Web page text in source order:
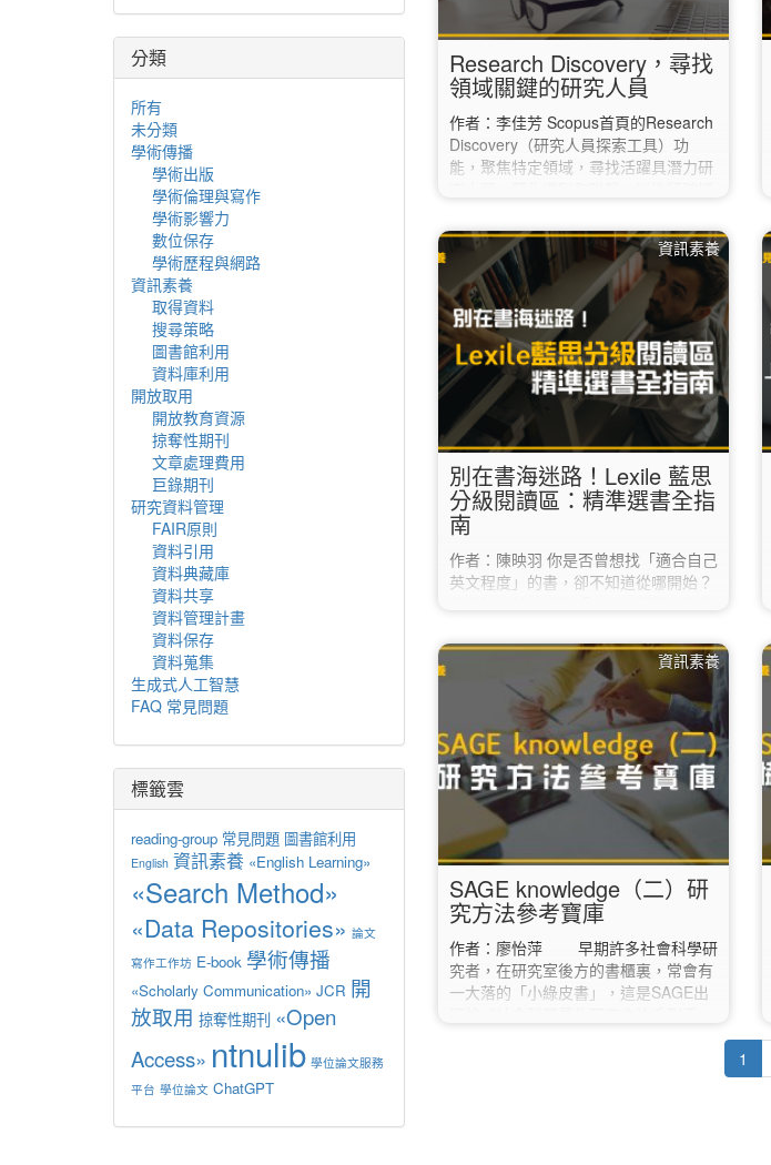
Research Discovery，尋找
領域關鍵的研究人員
作者：李佳芳 Scopus首頁的Research
Discovery（研究人員探索工具）功
能，聚焦特定領域，尋找活躍具潛力研
題、摘要及期刊名稱，可以從Scopus
資料庫1700萬作者資料庫，直接篩選出
相對應的研究人員，有效地找到相關領
域KOL。 如何使用： Scopus首頁，點
選功能列Researcher Discovery（**校
外使用請先設定校外連線） 一、輸入
「關鍵字」1️⃣，如研究領域、主題或興
趣； 二、…
資訊素養
別在書海迷路！Lexile 藍思
分級閱讀區：精準選書全指
南
作者：陳映羽 你是否曾想找「適合自己
英文程度」的書，卻不知道從哪開始？
具！ 本篇將帶你了解藍思分級制度、英
語能力對照，以及如何查詢與實際找到
書籍。 一、Lexile 藍思分級怎麼看？
Lexile（藍思）是一套國際常用的英語
閱讀分級系統，透過文本難度分析（如
句長與詞彙），將書籍標示為一個數值
（Lexile Measure），幫助讀者找到適
合自身程度的讀物。 分級方式： 以
「數字＋L」表示，如 500L、900L、
1200L…
資訊素養
SAGE knowledge（二）研
究方法參考寶庫
作者：廖怡萍 早期許多社會科學研
究者，在研究室後方的書櫃裏，常會有
一大落的「小綠皮書」，這是SAGE出
1
統，經由該系統創建研究和其他學
術著作、評估品質、傳播於學術社
群、並保存以備未來所使用」。學
術傳播也可說是學者分享與出版研
究發現、使研究發現能夠廣為學術
社群或更多人能取得的程序。
分類
所有
未分類
學術傳播
學術出版
學術倫理與寫作
學術影響力
數位保存
學術歷程與網路
資訊素養
取得資料
搜尋策略
圖書館利用
資料庫利用
開放取用
開放教育資源
掠奪性期刊
文章處理費用
巨錄期刊
研究資料管理
FAIR原則
資料引用
資料典藏庫
資料共享
資料管理計畫
資料保存
資料蒐集
生成式人工智慧
FAQ 常見問題
標籤雲
reading-group 常見問題 圖書館利用
English 資訊素養 «English Learning»
«Search Method»
«Data Repositories» 論文
寫作工作坊 E-book 學術傳播
«Scholarly Communication» JCR 開
放取用 掠奪性期刊 «Open
Access» ntnulib 學位論文服務
平台 學位論文 ChatGPT